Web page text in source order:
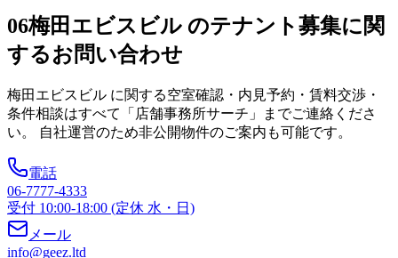
06梅田エビスビル のテナント募集に関
するお問い合わせ
梅田エビスビル に関する空室確認・内見予約・賃料交渉・
条件相談はすべて「店舗事務所サーチ」までご連絡くださ
い。 自社運営のため非公開物件のご案内も可能です。
電話
06-7777-4333
受付 10:00-18:00 (定休 水・日)
メール
info@geez.ltd